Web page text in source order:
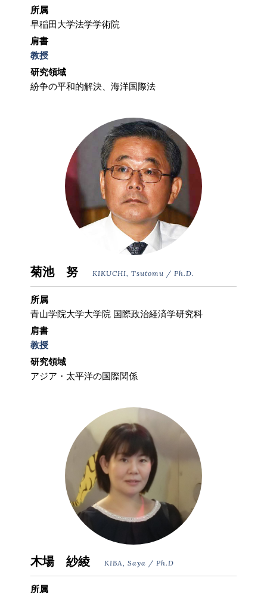
所属
早稲田大学法学学術院
肩書
教授
研究領域
紛争の平和的解決、海洋国際法
菊池 努 KIKUCHI, Tsutomu / Ph.D.
所属
青山学院大学大学院 国際政治経済学研究科
肩書
教授
研究領域
アジア・太平洋の国際関係
木場 紗綾 KIBA, Saya / Ph.D
所属